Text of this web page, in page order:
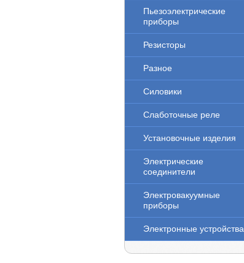
Пьезоэлектрические
приборы
Резисторы
Разное
Силовики
Слаботочные реле
Установочные изделия
Электрические
соединители
Электровакуумные
приборы
Электронные устройства